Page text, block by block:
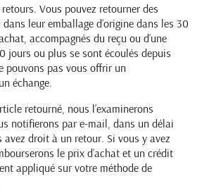
Vous pouvez retourner des
leur emballage d’origine dans les 30
accompagnés du reçu ou d’une
jours ou plus se sont écoulés depuis
pouvons pas vous offrir un
échange.
retourné, nous l’examinerons
notifierons par e-mail, dans un délai
droit à un retour. Si vous y avez
le prix d’achat et un crédit
appliqué sur votre méthode de